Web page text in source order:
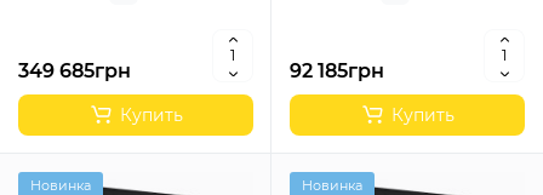
349 685грн
Купить
92 185грн
Купить
Новинка Новинка